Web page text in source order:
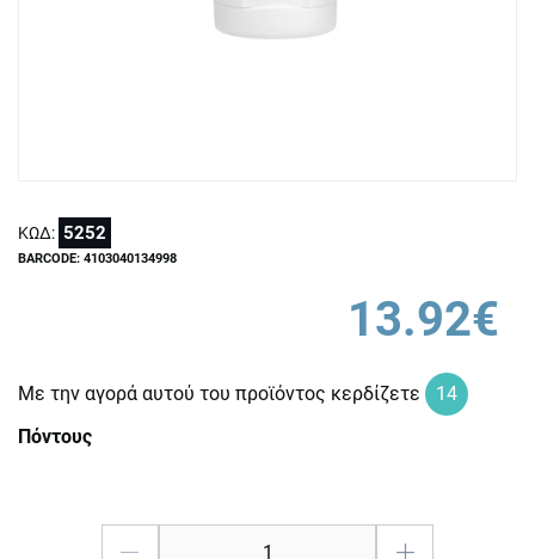
ΚΩΔ: 5252
BARCODE: 4103040134998
13.92€
Με την αγορά αυτού του προϊόντος κερδίζετε
14
Πόντους